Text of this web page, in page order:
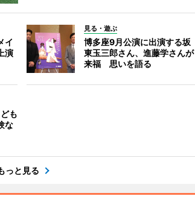
イ
演
見る・遊ぶ
博多座9月公演に出演する坂
東玉三郎さん、進藤学さんが
来福 思いを語る
も
な
っと見る